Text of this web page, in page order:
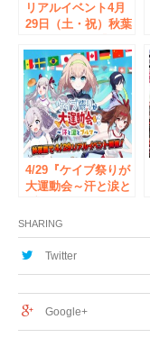
リアルイベント4月
29日（土・祝）秋葉
ドキ ケイブの入学
式～先生も胸ふくら
む春！～』公式サイ
ト公開＆最新ニュー
スを発表！
4/29『ケイブ祭りが
大運動会～汗と涙と
最新ニュースの発表
＆オリジナルグッズ
を販売！
SHARING
Twitter
Google+